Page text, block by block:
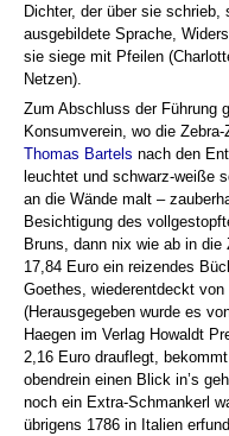
Dichter, der über sie
ausgebildete Sprache,
sie siege mit Pfeilen
Netzen).
Zum Abschluss der Führung
Konsumverein, wo die
Thomas Bartels nach den
leuchtet und schwarz-weiße
an die Wände malt –
Besichtigung des
Bruns, dann nix wie ab in
17,84 Euro ein reizendes
Goethes, wiederentdeckt von
(Herausgegeben wurde es
Haegen im Verlag Howaldt
2,16 Euro drauflegt,
obendrein einen Blick in’s
noch ein Extra-Schmankerl
übrigens 1786 in Italien